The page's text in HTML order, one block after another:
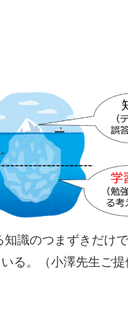
識のつまずきだけ
る。（小澤先生ご提